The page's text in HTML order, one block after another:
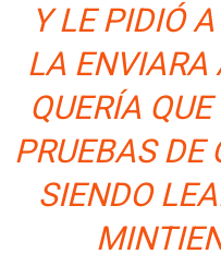
Y LE PIDIÓ
LA ENVIARA
QUERÍA
PRUEBAS DE
SIENDO